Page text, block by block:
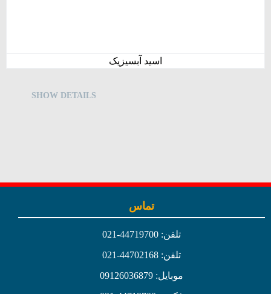
اسید آبسیزیک
SHOW DETAILS
تماس
تلفن: 44719700-021
تلفن: 44702168-021
موبایل: 09126036879